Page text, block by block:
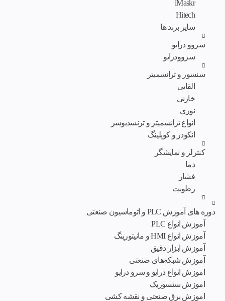
iMaskr
Hitech
سایر برند ها
سروو درایو
سروودرایو
سنسور و ترانسمیتر
القایی
خازنی
نوری
انواع ترانسمیتر و ترنسدیوسر
انکودر و کوپلینگ
کنترلر و نمایشگر
دما
فشار
رطوبت
دوره های آموزش PLC و اتوماسیون صنعتی
آموزش انواع PLC
آموزش انواع HMI و مانیتورینگ
آموزش ابزار دقیق
آموزش شبکه‌های صنعتی
اموزش انواع درایو و سرو درایو
اموزش سنسوریک
اموزش برق صنعتی و نقشه کشی